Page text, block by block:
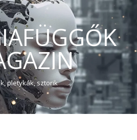
pletykák, sztorik